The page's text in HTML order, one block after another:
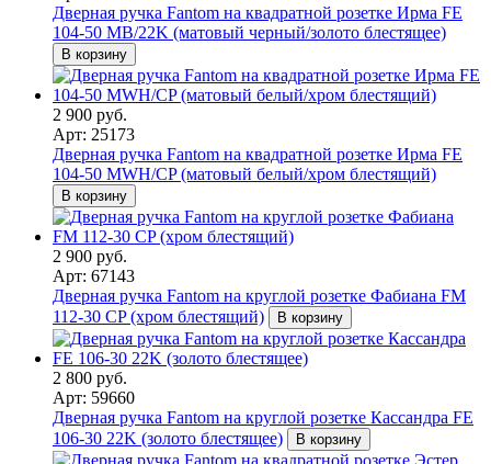
Дверная ручка Fantom на квадратной розетке Ирма FE
104-50 MB/22K (матовый черный/золото блестящее)
В корзину
2 900 руб.
Арт: 25173
Дверная ручка Fantom на квадратной розетке Ирма FE
104-50 MWH/CP (матовый белый/хром блестящий)
В корзину
2 900 руб.
Арт: 67143
Дверная ручка Fantom на круглой розетке Фабиана FM
112-30 CP (хром блестящий)
В корзину
2 800 руб.
Арт: 59660
Дверная ручка Fantom на круглой розетке Кассандра FE
106-30 22K (золото блестящее)
В корзину